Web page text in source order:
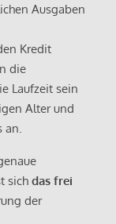
Ausgaben
Kredit
die
Laufzeit sein
Alter und
sich das frei
der